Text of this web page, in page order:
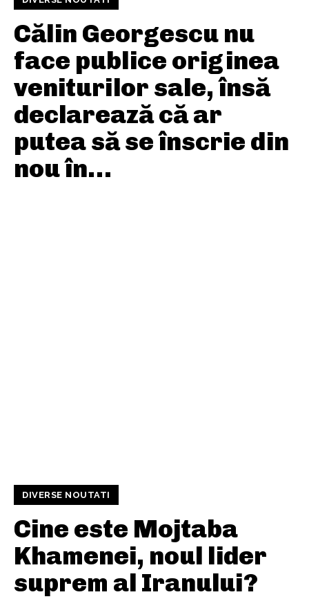
Călin Georgescu nu
face publice originea
veniturilor sale, însă
declarează că ar
putea să se înscrie din
nou în…
DIVERSE NOUTATI
Cine este Mojtaba
Khamenei, noul lider
suprem al Iranului?